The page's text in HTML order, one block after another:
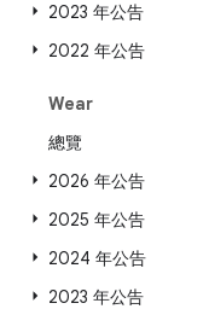
2023 年公告
2022 年公告
Wear
總覽
2026 年公告
2025 年公告
2024 年公告
2023 年公告